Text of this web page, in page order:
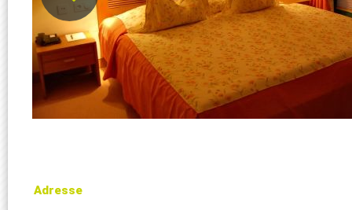
Adresse